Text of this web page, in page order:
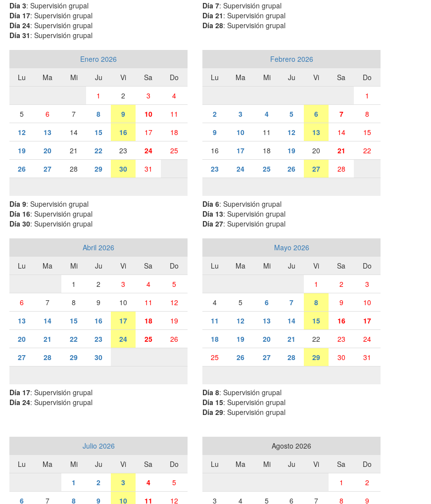
Día 3: Supervisión grupal
Día 17: Supervisión grupal
Día 24: Supervisión grupal
Día 31: Supervisión grupal
Día 7: Supervisión grupal
Día 21: Supervisión grupal
Día 28: Supervisión grupal
Enero 2026
Lu
Ma Mi Ju Vi Sa
Do
1
2 3
4
5
6 7 8 9 10
11
12
13 14 15 16 17
18
19
20 21 22 23 24
25
26
27 28 29 30 31
Día 9: Supervisión grupal
Día 16: Supervisión grupal
Día 30: Supervisión grupal
Febrero 2026
Lu
Ma Mi Ju Vi Sa
Do
1
2
3 4 5 6 7
8
9
10 11 12 13 14
15
16
17 18 19 20 21
22
23
24 25 26 27 28
Día 6: Supervisión grupal
Día 13: Supervisión grupal
Día 27: Supervisión grupal
Abril 2026
Lu
Ma Mi Ju Vi Sa
Do
1
2 3 4
5
6
7 8 9 10 11
12
13
14 15 16 17 18
19
20
21 22 23 24 25
26
27
28 29 30
Día 17: Supervisión grupal
Día 24: Supervisión grupal
Mayo 2026
Lu
Ma Mi Ju Vi Sa
Do
1
2
3
4
5 6 7 8 9
10
11
12 13 14 15 16
17
18
19 20 21 22 23
24
25
26 27 28 29 30 31
Día 8: Supervisión grupal
Día 15: Supervisión grupal
Día 29: Supervisión grupal
Julio 2026
Lu
Ma Mi Ju Vi Sa
Do
1
2 3 4
5
6
7 8 9 10 11 12
Agosto 2026
Lu
Ma Mi Ju Vi Sa
Do
1
2
3
4 5 6 7 8 9